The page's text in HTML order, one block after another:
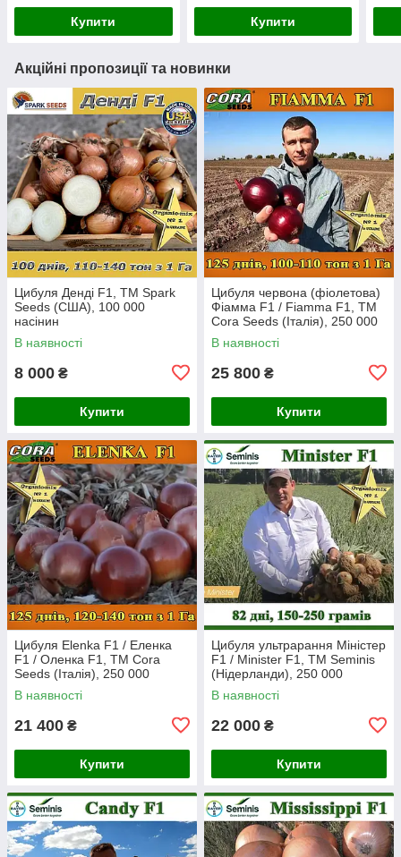
Купити Купити
Акційні пропозиції та новинки
Цибуля Денді F1, ТМ Spark
Seeds (США), 100 000
насінин
В наявності
8 000 ₴
Купити
Цибуля червона (фіолетова)
Фіамма F1 / Fiamma F1, ТМ
Cora Seeds (Італія), 250 000
насінин
В наявності
25 800 ₴
Купити
Цибуля Elenka F1 / Еленка
F1 / Оленка F1, ТМ Cora
Seeds (Італія), 250 000
насінин
В наявності
21 400 ₴
Купити
Цибуля ультрарання Міністер
F1 / Minister F1, ТМ Seminis
(Нідерланди), 250 000
насінин
В наявності
22 000 ₴
Купити